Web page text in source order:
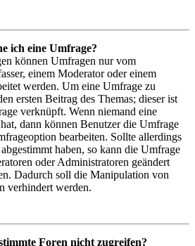
ich eine Umfrage?
können Umfragen nur vom
einem Moderator oder einem
werden. Um eine Umfrage zu
ersten Beitrag des Themas; dieser ist
verknüpft. Wenn niemand eine
dann können Benutzer die Umfrage
bearbeiten. Sollte allerdings
haben, so kann die Umfrage
oder Administratoren geändert
Dadurch soll die Manipulation von
verhindert werden.
Foren nicht zugreifen?